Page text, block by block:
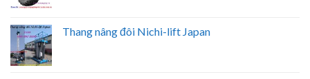
Thang nâng đôi Nichi-lift Japan